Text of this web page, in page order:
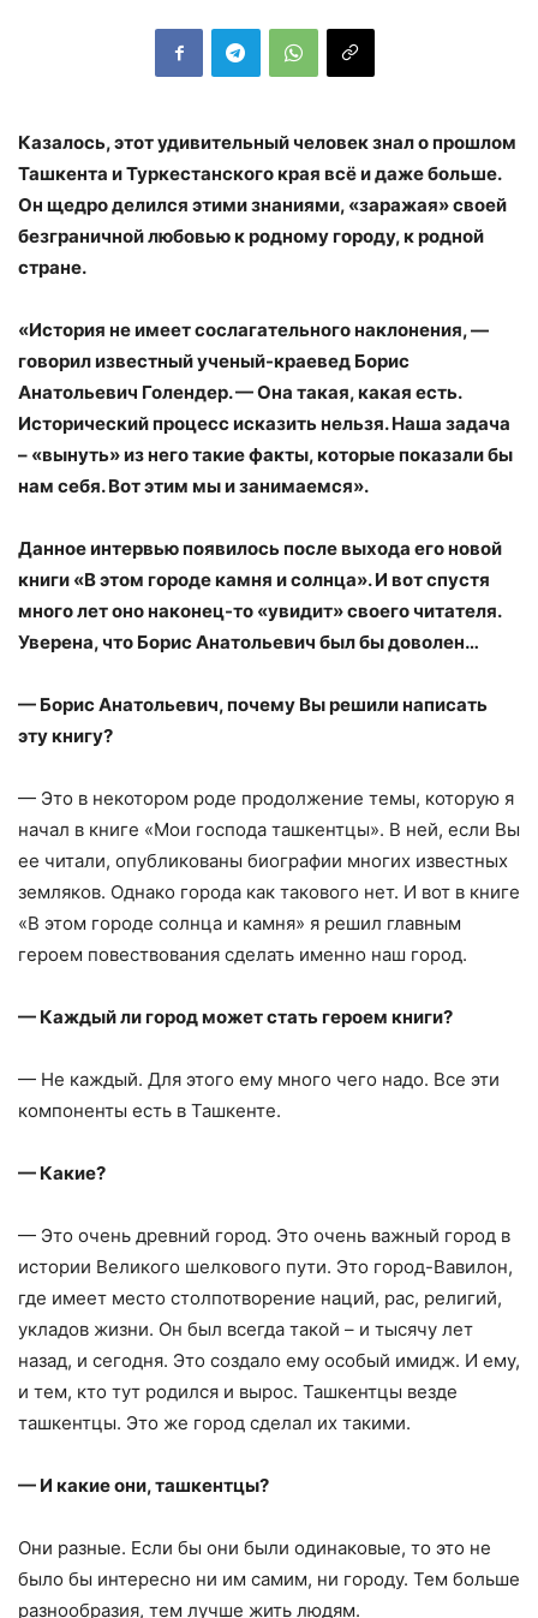
Казалось, этот удивительный человек знал о прошлом
Ташкента и Туркестанского края всё и даже больше.
Он щедро делился этими знаниями, «заражая» своей
безграничной любовью к родному городу, к родной
стране.
«История не имеет сослагательного наклонения, —
говорил известный ученый-краевед Борис
Анатольевич Голендер. — Она такая, какая есть.
Исторический процесс исказить нельзя. Наша задача
– «вынуть» из него такие факты, которые показали бы
нам себя. Вот этим мы и занимаемся».
Данное интервью появилось после выхода его новой
книги «В этом городе камня и солнца». И вот спустя
много лет оно наконец-то «увидит» своего читателя.
Уверена, что Борис Анатольевич был бы доволен…
— Борис Анатольевич, почему Вы решили написать
эту книгу?
— Это в некотором роде продолжение темы, которую я
начал в книге «Мои господа ташкентцы». В ней, если Вы
ее читали, опубликованы биографии многих известных
земляков. Однако города как такового нет. И вот в книге
«В этом городе солнца и камня» я решил главным
героем повествования сделать именно наш город.
— Каждый ли город может стать героем книги?
— Не каждый. Для этого ему много чего надо. Все эти
компоненты есть в Ташкенте.
— Какие?
— Это очень древний город. Это очень важный город в
истории Великого шелкового пути. Это город-Вавилон,
где имеет место столпотворение наций, рас, религий,
укладов жизни. Он был всегда такой – и тысячу лет
назад, и сегодня. Это создало ему особый имидж. И ему,
и тем, кто тут родился и вырос. Ташкентцы везде
ташкентцы. Это же город сделал их такими.
— И какие они, ташкентцы?
Они разные. Если бы они были одинаковые, то это не
было бы интересно ни им самим, ни городу. Тем больше
разнообразия, тем лучше жить людям.